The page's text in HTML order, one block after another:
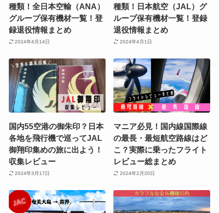
種類！全日本空輸（ANA）
グループ保有機材一覧！登
録退役情報まとめ
2024年4月14日
種類！日本航空（JAL）グ
ループ保有機材一覧！登録
退役情報まとめ
2024年4月1日
国内55空港の御朱印？日本
各地を飛行機で巡ってJAL
御翔印集めの旅に出よう！
収集レビュー
2024年3月17日
マニア必見！国内線国際線
の最長・最短航空路線はど
こ？実際に乗ったフライト
レビュー総まとめ
2024年2月20日